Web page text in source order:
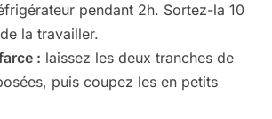
pendant 2h. Sortez-la 10
la travailler.
: laissez les deux tranches de
puis coupez les en petits